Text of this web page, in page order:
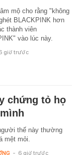
mộ cho rằng "không
BLACKPINK hơn
thành viên
vào lúc này.
giờ trước
chứng tỏ họ
thế này thường
mệt mỏi.
- 6 giờ trước